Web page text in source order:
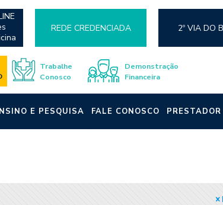
REDE CREDENCIADA 2º VIA DO
Trabalhe
Conosco
Demonstração
Financeira
E PESQUISA FALE CONOSCO PRESTADOR